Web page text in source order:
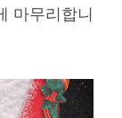
마무리합니